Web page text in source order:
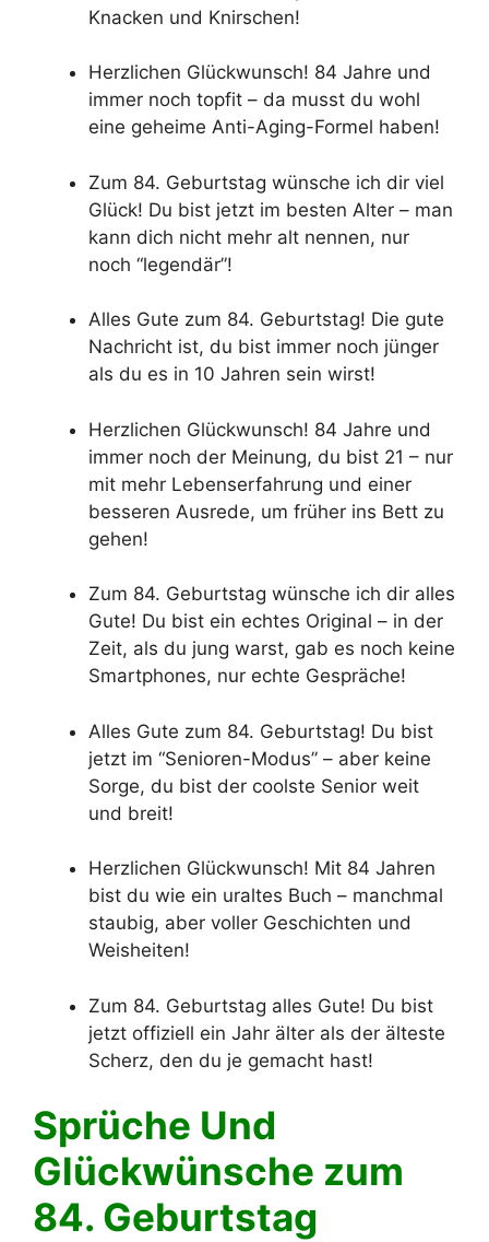
Knacken und Knirschen!
Herzlichen Glückwunsch! 84 Jahre und
immer noch topfit – da musst du wohl
eine geheime Anti-Aging-Formel haben!
Zum 84. Geburtstag wünsche ich dir viel
Glück! Du bist jetzt im besten Alter – man
kann dich nicht mehr alt nennen, nur
noch “legendär”!
Alles Gute zum 84. Geburtstag! Die gute
Nachricht ist, du bist immer noch jünger
als du es in 10 Jahren sein wirst!
Herzlichen Glückwunsch! 84 Jahre und
immer noch der Meinung, du bist 21 – nur
mit mehr Lebenserfahrung und einer
besseren Ausrede, um früher ins Bett zu
gehen!
Zum 84. Geburtstag wünsche ich dir alles
Gute! Du bist ein echtes Original – in der
Zeit, als du jung warst, gab es noch keine
Smartphones, nur echte Gespräche!
Alles Gute zum 84. Geburtstag! Du bist
jetzt im “Senioren-Modus” – aber keine
Sorge, du bist der coolste Senior weit
und breit!
Herzlichen Glückwunsch! Mit 84 Jahren
bist du wie ein uraltes Buch – manchmal
staubig, aber voller Geschichten und
Weisheiten!
Zum 84. Geburtstag alles Gute! Du bist
jetzt offiziell ein Jahr älter als der älteste
Scherz, den du je gemacht hast!
Sprüche Und
Glückwünsche zum
84. Geburtstag